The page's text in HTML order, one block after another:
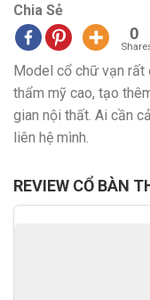
Chia Sẻ
0
Model cổ chữ vạn rất
thẩm mỹ cao, tạo
gian nội thất. Ai cần
liên hệ mình.
REVIEW CỔ BÀN